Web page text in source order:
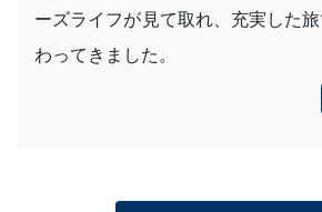
ーズライフが見て取れ、充実した
わってきました。